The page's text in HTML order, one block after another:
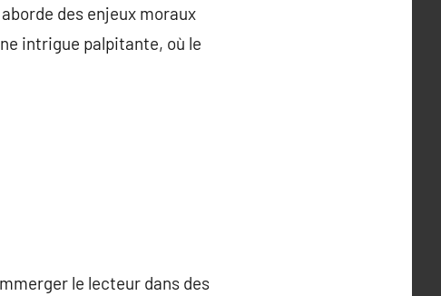
des enjeux moraux
intrigue palpitante, où le
le lecteur dans des